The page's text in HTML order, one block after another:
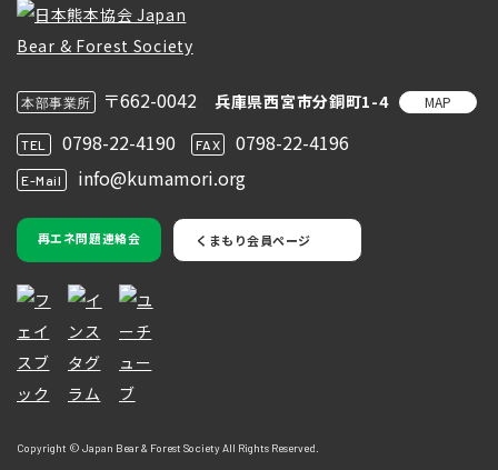
本部事業所 〒662-0042 兵庫県西宮市分銅町1-4 MAP
TEL 0798-22-4190 FAX 0798-22-4196
E-Mail info@kumamori.org
再エネ問題連絡会 くまもり会員ページ
Copyright © Japan Bear & Forest Society All Rights Reserved.